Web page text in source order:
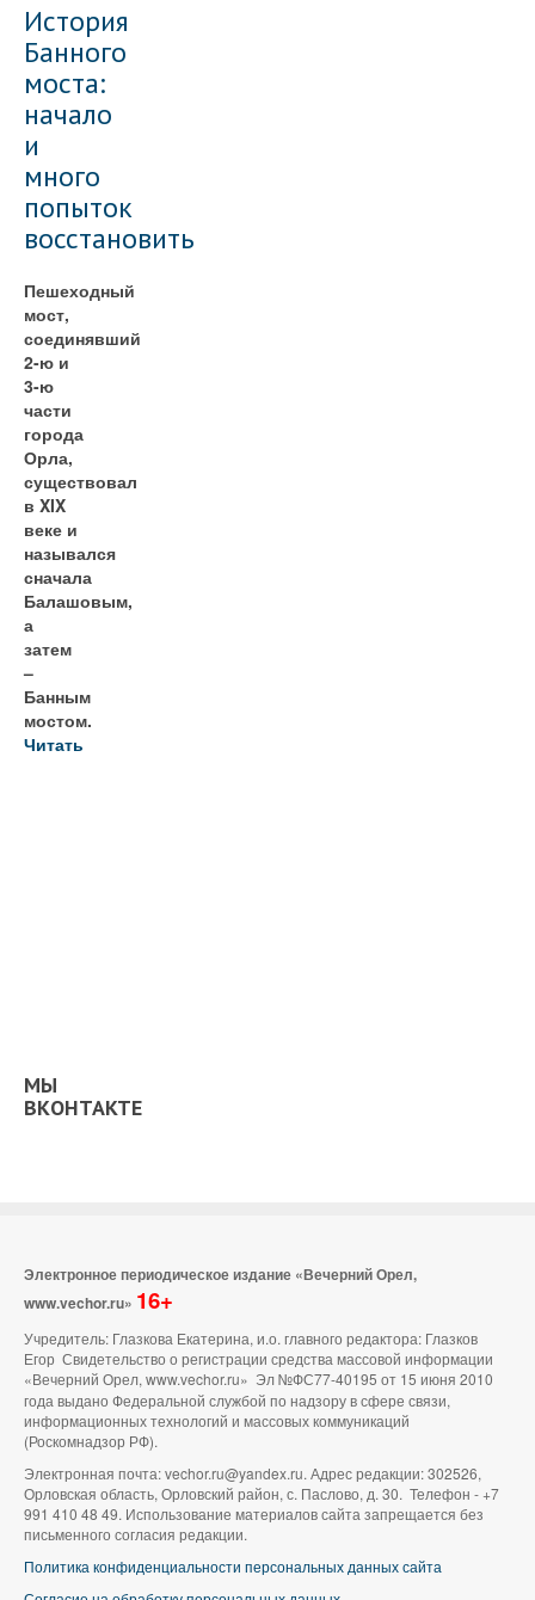
История
Банного
моста:
начало
и
много
попыток
восстановить
Пешеходный
мост,
соединявший
2-ю и
3-ю
части
города
Орла,
существовал
в XIX
веке и
назывался
сначала
Балашовым,
а
затем
–
Банным
мостом.
Читать
МЫ
ВКОНТАКТЕ
Электронное периодическое издание «Вечерний Орел,
www.vechor.ru» 16+
Учредитель: Глазкова Екатерина, и.о. главного редактора: Глазков
Егор Свидетельство о регистрации средства массовой информации
«Вечерний Орел, www.vechor.ru» Эл №ФС77-40195 от 15 июня 2010
года выдано Федеральной службой по надзору в сфере связи,
информационных технологий и массовых коммуникаций
(Роскомнадзор РФ).
Электронная почта: vechor.ru@yandex.ru. Адрес редакции: 302526,
Орловская область, Орловский район, с. Паслово, д. 30. Телефон - +7
991 410 48 49. Использование материалов сайта запрещается без
письменного согласия редакции.
Политика конфиденциальности персональных данных сайта